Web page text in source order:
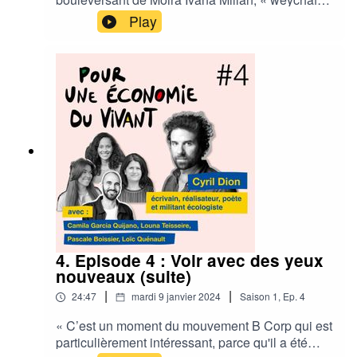
» militante du peuple Mapuche, peuple victime
de « terricide », soit l’expropriation de leurs
terres. Mais que faire de ce témoignage ?
Comment accepter ses émotions et en faire une
force ? Comment ne pas se sentir simplement
démuni.e face à un combat qui peut nous
sembler si loin ? Comment collectivement
devenir de bons ancêtres ? C’est ce que vous
allez découvrir dans cet épisode.
Play
4. Episode 4 : Voir avec des yeux
nouveaux (suite)
24:47 | mardi 9 janvier 2024 | Saison 1, Ep. 4
« C’est un moment du mouvement B Corp qui est
particulièrement intéressant, parce qu'il a été